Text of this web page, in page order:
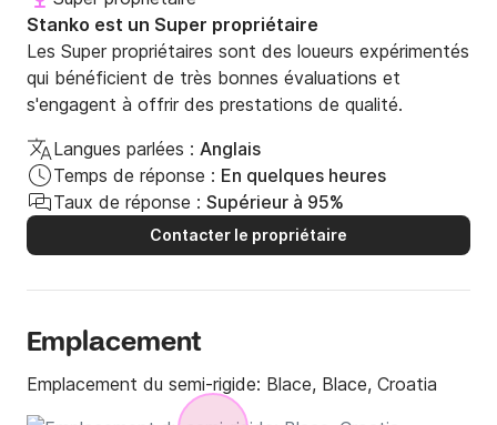
Stanko est un Super propriétaire
Les Super propriétaires sont des loueurs expérimentés
qui bénéficient de très bonnes évaluations et
s'engagent à offrir des prestations de qualité.
Langues parlées : Anglais
Temps de réponse : En quelques heures
Taux de réponse : Supérieur à 95%
Contacter le propriétaire
Emplacement
Emplacement du semi-rigide: Blace, Blace, Croatia